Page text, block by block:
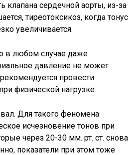
клапана сердечной аорты, из-за
тиреотоксикоз, когда тонус
увеличивается.
в любом случае даже
давление не может
провести
физической нагрузке.
Для такого феномена
исчезновение тонов при
через 20-30 мм. рт. ст. снова
показатели при этом тоже